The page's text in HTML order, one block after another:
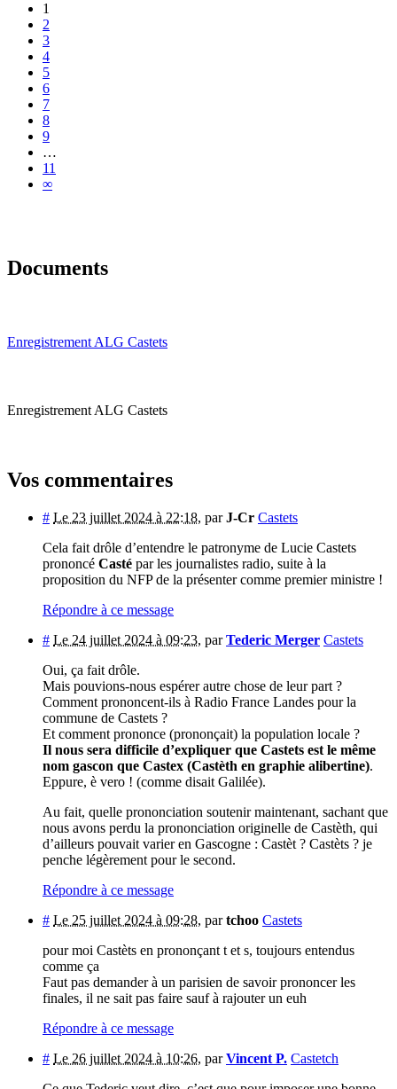
1
2
3
4
5
6
7
8
9
…
11
∞
Documents
Enregistrement ALG Castets
Enregistrement ALG Castets
Vos commentaires
# Le 23 juillet 2024 à 22:18, parJ-Cr Castets
Cela fait drôle d’entendre le patronyme de Lucie Castets
prononcé Casté par les journalistes radio, suite à la
proposition du NFP de la présenter comme premier ministre !
Répondre à ce message
# Le 24 juillet 2024 à 09:23, parTederic Merger Castets
Oui, ça fait drôle.
Mais pouvions-nous espérer autre chose de leur part ?
Comment prononcent-ils à Radio France Landes pour la
commune de Castets ?
Et comment prononce (prononçait) la population locale ?
Il nous sera difficile d’expliquer que Castets est le même
nom gascon que Castex (Castèth en graphie alibertine).
Eppure, è vero ! (comme disait Galilée).
Au fait, quelle prononciation soutenir maintenant, sachant que
nous avons perdu la prononciation originelle de Castèth, qui
d’ailleurs pouvait varier en Gascogne : Castèt ? Castèts ? je
penche légèrement pour le second.
Répondre à ce message
# Le 25 juillet 2024 à 09:28, partchoo Castets
pour moi Castèts en prononçant t et s, toujours entendus
comme ça
Faut pas demander à un parisien de savoir prononcer les
finales, il ne sait pas faire sauf à rajouter un euh
Répondre à ce message
# Le 26 juillet 2024 à 10:26, parVincent P. Castetch